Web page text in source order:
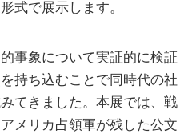
式で展示します。
事象について実証的に検証
持ち込むことで同時代の社
てきました。本展では、戦
メリカ占領軍が残した公文